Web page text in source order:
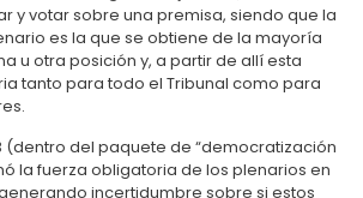
y votar sobre una premisa, siendo que la
es la que se obtiene de la mayoría
u otra posición y, a partir de allí esta
tanto para todo el Tribunal como para
(dentro del paquete de “democratización
la fuerza obligatoria de los plenarios en
incertidumbre sobre si estos